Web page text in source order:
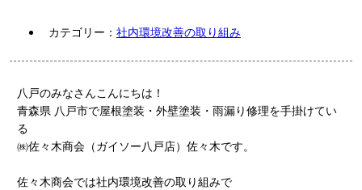
カテゴリー： 社内環境改善の取り組み
八戸のみなさんこんにちは！
青森県 八戸市で屋根塗装・外壁塗装・雨漏り修理を手掛けてい
る
㈱佐々木商会（ガイソー八戸店）佐々木です。
佐々木商会では社内環境改善の取り組みで